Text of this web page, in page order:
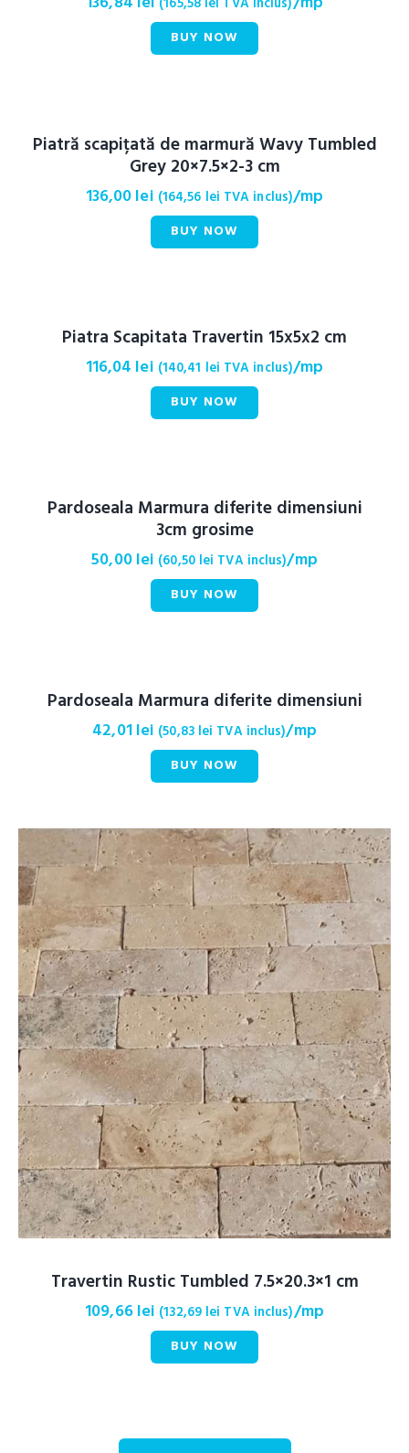
(165,58 lei TVA inclus)
BUY NOW
Piatră scapițată de marmură Wavy Tumbled
Grey 20×7.5×2-3 cm
136,00 lei (164,56 lei TVA inclus)/mp
BUY NOW
Piatra Scapitata Travertin 15x5x2 cm
116,04 lei (140,41 lei TVA inclus)/mp
BUY NOW
Pardoseala Marmura diferite dimensiuni
3cm grosime
50,00 lei (60,50 lei TVA inclus)/mp
BUY NOW
Pardoseala Marmura diferite dimensiuni
42,01 lei (50,83 lei TVA inclus)/mp
BUY NOW
Travertin Rustic Tumbled 7.5×20.3×1 cm
109,66 lei (132,69 lei TVA inclus)/mp
BUY NOW